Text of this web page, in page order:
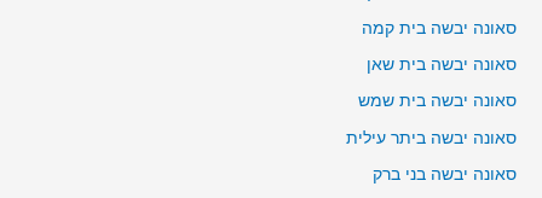
סאונה יבשה בית קמה
סאונה יבשה בית שאן
סאונה יבשה בית שמש
סאונה יבשה ביתר עילית
סאונה יבשה בני ברק